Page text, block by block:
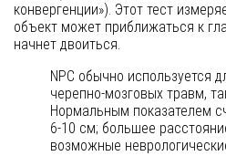
конвергенции»). Этот тест
объект может приближаться к
начнет двоиться.
NPC обычно используется
черепно-мозговых травм,
Нормальным показателем
6-10 см; большее
возможные